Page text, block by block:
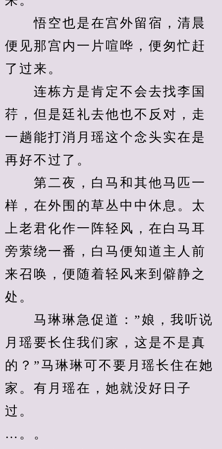
悟空也是在宫外留宿，清晨
便见那宫内一片喧哗，便匆忙赶
了过来。
连栋方是肯定不会去找李国
荇，但是廷礼去他也不反对，走
一趟能打消月瑶这个念头实在是
再好不过了。
第二夜，白马和其他马匹一
样，在外围的草丛中中休息。太
上老君化作一阵轻风，在白马耳
旁萦绕一番，白马便知道主人前
来召唤，便随着轻风来到僻静之
处。
马琳琳急促道：”娘，我听说
月瑶要长住我们家，这是不是真
的？”马琳琳可不要月瑶长住在她
家。有月瑶在，她就没好日子
过。
…。。